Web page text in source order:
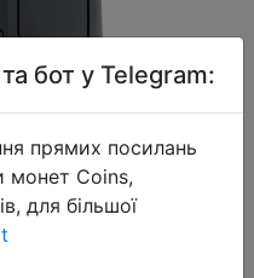
бот у Telegram:
прямих посилань
монет Coins,
для більшої